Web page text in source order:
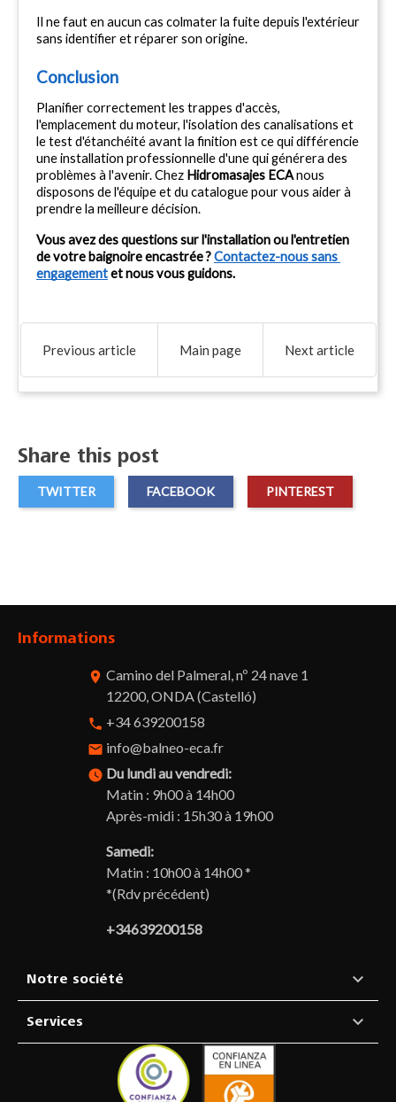
Il ne faut en aucun cas colmater la fuite depuis l'extérieur
sans identifier et réparer son origine.
Conclusion
Planifier correctement les trappes d'accès,
l'emplacement du moteur, l'isolation des canalisations et
le test d'étanchéité avant la finition est ce qui différencie
une installation professionnelle d'une qui générera des
problèmes à l'avenir. Chez Hidromasajes ECA nous
disposons de l'équipe et du catalogue pour vous aider à
prendre la meilleure décision.
Vous avez des questions sur l'installation ou l'entretien
de votre baignoire encastrée ? Contactez-nous sans
engagement et nous vous guidons.
Previous article Main page Next article
Share this post
TWITTER FACEBOOK PINTEREST
Informations
room Camino del Palmeral, nº 24 nave 1
12200, ONDA (Castelló)
phone +34 639200158
email info@balneo-eca.fr
watch_later Du lundi au vendredi:
Matin : 9h00 à 14h00
Après-midi : 15h30 à 19h00
Samedi:
Matin : 10h00 à 14h00 *
*(Rdv précédent)
+34639200158
Notre société 
Services 